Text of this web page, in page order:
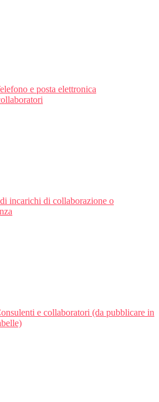
e posta elettronica
incarichi di collaborazione o
e collaboratori (da pubblicare in